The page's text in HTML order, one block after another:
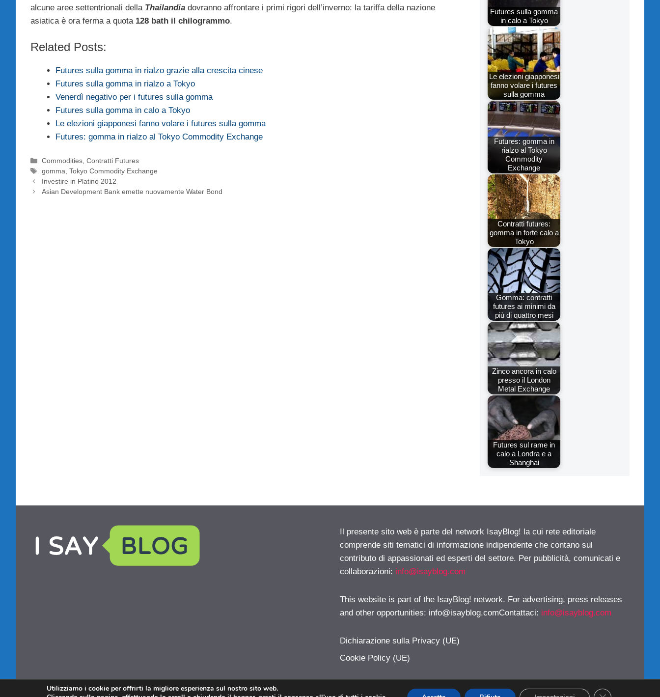
alcune aree settentrionali della Thailandia dovranno affrontare i primi rigori dell’inverno: la tariffa della nazione
asiatica è ora ferma a quota 128 bath il chilogrammo.
Related Posts:
Futures sulla gomma in rialzo grazie alla crescita cinese
Futures sulla gomma in rialzo a Tokyo
Venerdì negativo per i futures sulla gomma
Futures sulla gomma in calo a Tokyo
Le elezioni giapponesi fanno volare i futures sulla gomma
Futures: gomma in rialzo al Tokyo Commodity Exchange
Categorie
Commodities,Contratti Futures
Tag
gomma,Tokyo Commodity Exchange
Investire in Platino 2012
Asian Development Bank emette nuovamente Water Bond
Futures sulla gomma
in calo a Tokyo
Le elezioni giapponesi
fanno volare i futures
sulla gomma
Futures: gomma in
rialzo al Tokyo
Commodity
Exchange
Contratti futures:
gomma in forte calo a
Tokyo
Gomma: contratti
futures ai minimi da
più di quattro mesi
Zinco ancora in calo
presso il London
Metal Exchange
Futures sul rame in
calo a Londra e a
Shanghai
Il presente sito web è parte del network IsayBlog! la cui rete editoriale
comprende siti tematici di informazione indipendente che contano sul
contributo di appassionati ed esperti del settore. Per pubblicità, comunicati e
collaborazioni: info@isayblog.com
This website is part of the IsayBlog! network. For advertising, press releases
and other opportunities: info@isayblog.comContattaci: info@isayblog.com
Dichiarazione sulla Privacy (UE)
Cookie Policy (UE)
Utilizziamo i cookie per offrirti la migliore esperienza sul nostro sito web.
CLOSE GDPR